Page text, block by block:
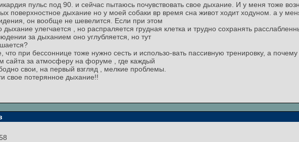
пульс под 90. и сейчас пытаюсь почувствовать свое дыхание. И у меня тоже
поверхностное дыхание но у моей собаки вр время сна живот ходит ходуном. а у
он вообще не шевелится. Если при этом
улегчается , но распраляется грудная клетка и трудно сохранять
за дыханием оно углубляется, но тут
при бессоннице тоже нужно сесть и использо-вать пассивную тренировку, а
сайта за атмосферу на форуме , где каждый
свои, на первый взгляд , мелкие проблемы.
свое потерянное дыхание!!